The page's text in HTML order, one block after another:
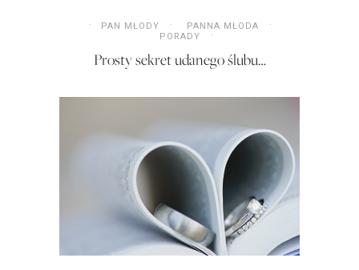
PAN MŁODY
PANNA MŁODA
PORADY
Prosty sekret udanego ślubu…